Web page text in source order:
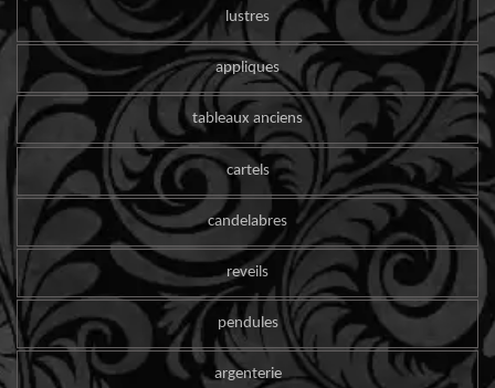
lustres
appliques
tableaux anciens
cartels
candelabres
reveils
pendules
argenterie